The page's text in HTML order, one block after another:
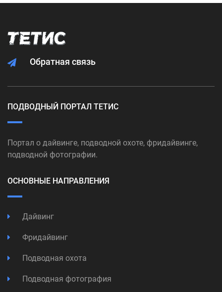
Обратная связь
ПОДВОДНЫЙ ПОРТАЛ ТЕТИС
Портал о дайвинге, подводной охоте, фридайвинге,
подводной фотографии.
ОСНОВНЫЕ НАПРАВЛЕНИЯ
Дайвинг
Фридайвинг
Подводная охота
Подводная фотография